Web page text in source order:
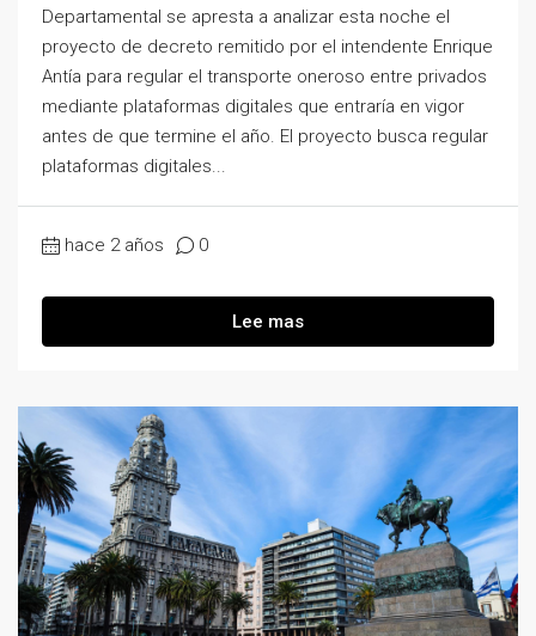
Departamental se apresta a analizar esta noche el
proyecto de decreto remitido por el intendente Enrique
Antía para regular el transporte oneroso entre privados
mediante plataformas digitales que entraría en vigor
antes de que termine el año. El proyecto busca regular
plataformas digitales...
hace 2 años 0
Lee mas